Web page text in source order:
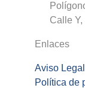
Calle
Enlaces
Aviso Legal
Política de